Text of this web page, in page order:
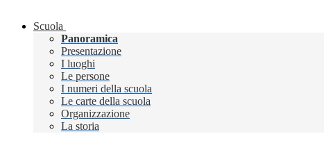
Scuola
Panoramica
Presentazione
I luoghi
Le persone
I numeri della scuola
Le carte della scuola
Organizzazione
La storia